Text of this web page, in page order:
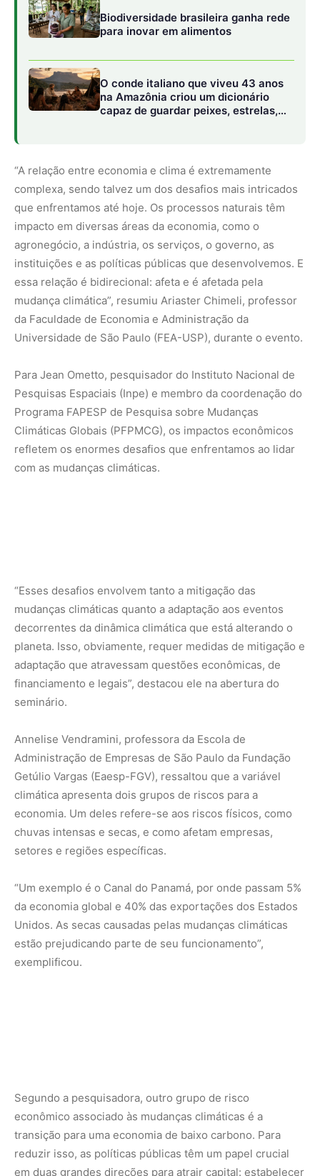
Biodiversidade brasileira ganha rede
para inovar em alimentos
O conde italiano que viveu 43 anos
na Amazônia criou um dicionário
capaz de guardar peixes, estrelas,
“A relação entre economia e clima é extremamente
complexa, sendo talvez um dos desafios mais intricados
que enfrentamos até hoje. Os processos naturais têm
impacto em diversas áreas da economia, como o
agronegócio, a indústria, os serviços, o governo, as
instituições e as políticas públicas que desenvolvemos. E
essa relação é bidirecional: afeta e é afetada pela
mudança climática”, resumiu Ariaster Chimeli, professor
da Faculdade de Economia e Administração da
Universidade de São Paulo (FEA-USP), durante o evento.
Para Jean Ometto, pesquisador do Instituto Nacional de
Pesquisas Espaciais (Inpe) e membro da coordenação do
Programa FAPESP de Pesquisa sobre Mudanças
Climáticas Globais (PFPMCG), os impactos econômicos
refletem os enormes desafios que enfrentamos ao lidar
com as mudanças climáticas.
“Esses desafios envolvem tanto a mitigação das
mudanças climáticas quanto a adaptação aos eventos
decorrentes da dinâmica climática que está alterando o
planeta. Isso, obviamente, requer medidas de mitigação e
adaptação que atravessam questões econômicas, de
financiamento e legais”, destacou ele na abertura do
seminário.
Annelise Vendramini, professora da Escola de
Administração de Empresas de São Paulo da Fundação
Getúlio Vargas (Eaesp-FGV), ressaltou que a variável
climática apresenta dois grupos de riscos para a
economia. Um deles refere-se aos riscos físicos, como
chuvas intensas e secas, e como afetam empresas,
setores e regiões específicas.
“Um exemplo é o Canal do Panamá, por onde passam 5%
da economia global e 40% das exportações dos Estados
Unidos. As secas causadas pelas mudanças climáticas
estão prejudicando parte de seu funcionamento”,
exemplificou.
Segundo a pesquisadora, outro grupo de risco
econômico associado às mudanças climáticas é a
transição para uma economia de baixo carbono. Para
reduzir isso, as políticas públicas têm um papel crucial
em duas grandes direções para atrair capital: estabelecer